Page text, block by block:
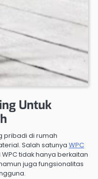
Untuk
pribadi di rumah
Salah satunya WPC
tidak hanya berkaitan
juga fungsionalitas